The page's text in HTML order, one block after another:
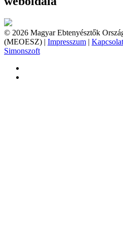
© 2026 Magyar Ebtenyésztők
(MEOESZ) | Impresszum | Kapcsolat
Simonszoft